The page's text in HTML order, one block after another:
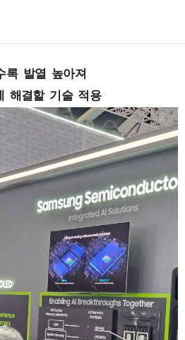
록 발열 높아져
해결할 기술 적용